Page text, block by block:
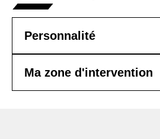
Personnalité
Ma zone d'intervention